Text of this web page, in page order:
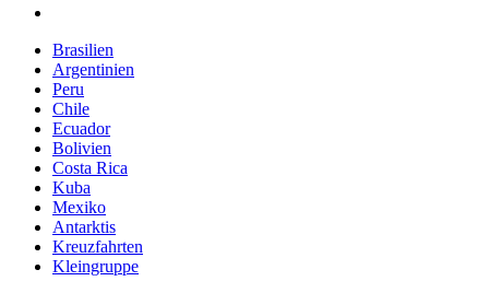
Brasilien
Argentinien
Peru
Chile
Ecuador
Bolivien
Costa Rica
Kuba
Mexiko
Antarktis
Kreuzfahrten
Kleingruppe